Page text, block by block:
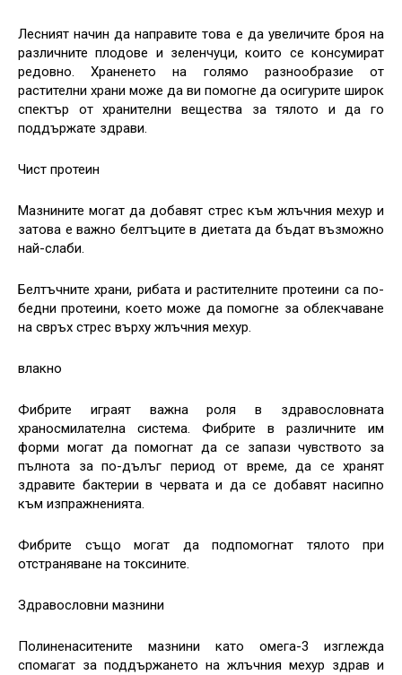
Лесният начин да направите това е да увеличите броя на
различните плодове и зеленчуци, които се консумират
редовно. Храненето на голямо разнообразие от
растителни храни може да ви помогне да осигурите широк
спектър от хранителни вещества за тялото и да го
поддържате здрави.
Чист протеин
Мазнините могат да добавят стрес към жлъчния мехур и
затова е важно белтъците в диетата да бъдат възможно
най-слаби.
Белтъчните храни, рибата и растителните протеини са по-
бедни протеини, което може да помогне за облекчаване
на свръх стрес върху жлъчния мехур.
влакно
Фибрите играят важна роля в здравословната
храносмилателна система. Фибрите в различните им
форми могат да помогнат да се запази чувството за
пълнота за по-дълъг период от време, да се хранят
здравите бактерии в червата и да се добавят насипно
към изпражненията.
Фибрите също могат да подпомогнат тялото при
отстраняване на токсините.
Здравословни мазнини
Полиненаситените мазнини като омега-3 изглежда
спомагат за поддържането на жлъчния мехур здрав и